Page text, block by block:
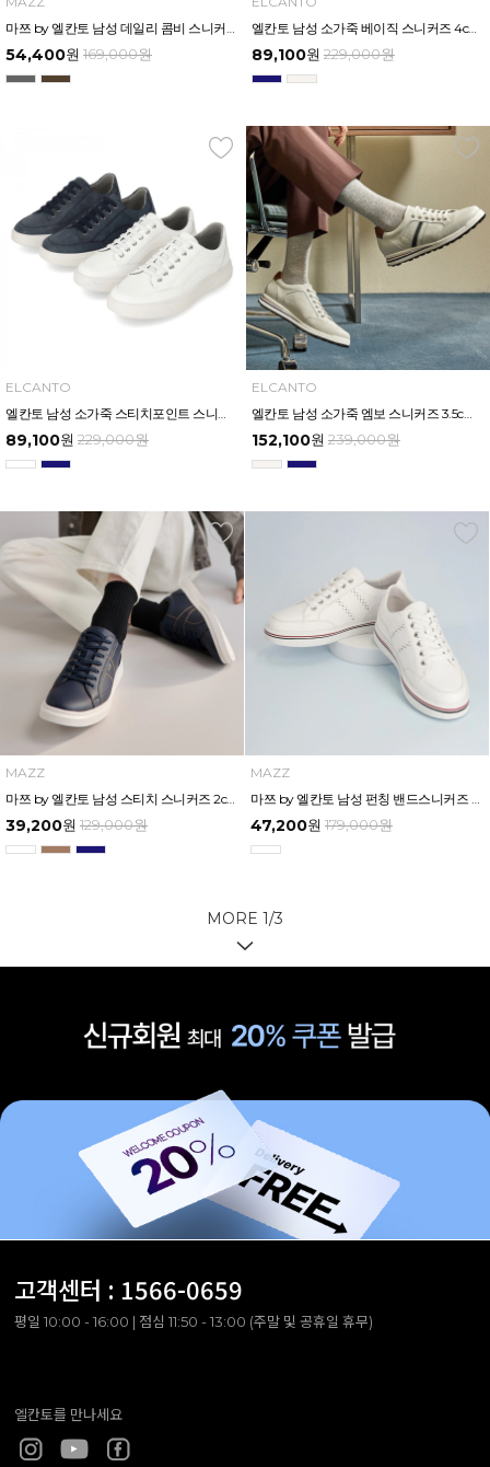
마쯔 by 엘칸토 남성 데일리 콤비 스니커즈 3.5cm LCMS01M539
54,400원 169,000원
엘칸토 남성 소가죽 베이직 스니커즈 4cm LCMS54U513
89,100원 229,000원
ELCANTO
엘칸토 남성 소가죽 스티치포인트 스니커즈 4cm LCMS63U513
89,100원 229,000원
ELCANTO
엘칸토 남성 소가죽 엠보 스니커즈 3.5cm LCMS70U513
152,100원 239,000원
MAZZ
마쯔 by 엘칸토 남성 스티치 스니커즈 2cm LCMS23M513
39,200원 129,000원
MAZZ
마쯔 by 엘칸토 남성 펀칭 밴드스니커즈 3cm LCMS95M513
47,200원 179,000원
MORE 1/3
고객센터 : 1566-0659
평일 10:00 - 16:00 | 점심 11:50 - 13:00 (주말 및 공휴일 휴무)
엘칸토를 만나세요